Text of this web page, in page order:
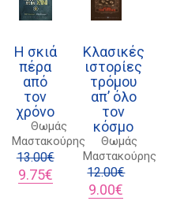
Η σκιά
πέρα
από
τον
χρόνο
Θωμάς
Μαστακούρης
13.00€
Original
price
9.75€Η
τρέχουσα
Κλασικές
ιστορίες
τρόμου
απ’ όλο
τον
κόσμο
Θωμάς
Μαστακούρης
12.00€
Original
9.00€
Πολιτική
Πολιτική
Τρόποι